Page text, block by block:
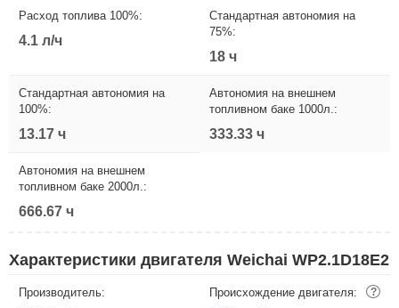
Расход топлива 100%:
4.1 л/ч
Стандартная автономия на
75%:
18 ч
Стандартная автономия на
100%:
13.17 ч
Автономия на внешнем
топливном баке 1000л.:
333.33 ч
Автономия на внешнем
топливном баке 2000л.:
666.67 ч
Характеристики двигателя Weichai WP2.1D18E2
Производитель: Происхождение двигателя: ?